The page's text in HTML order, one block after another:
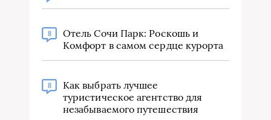
8
Отель Сочи Парк: Роскошь и
Комфорт в самом сердце курорта
8
Как выбрать лучшее
туристическое агентство для
незабываемого путешествия